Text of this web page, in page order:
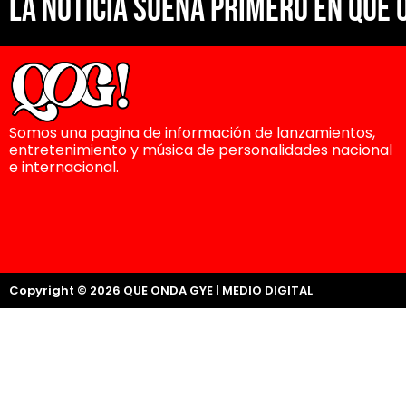
La noticia suena primero en Que
Somos una pagina de información de lanzamientos,
entretenimiento y música de personalidades nacional
e internacional.
Copyright © 2026 QUE ONDA GYE | MEDIO DIGITAL